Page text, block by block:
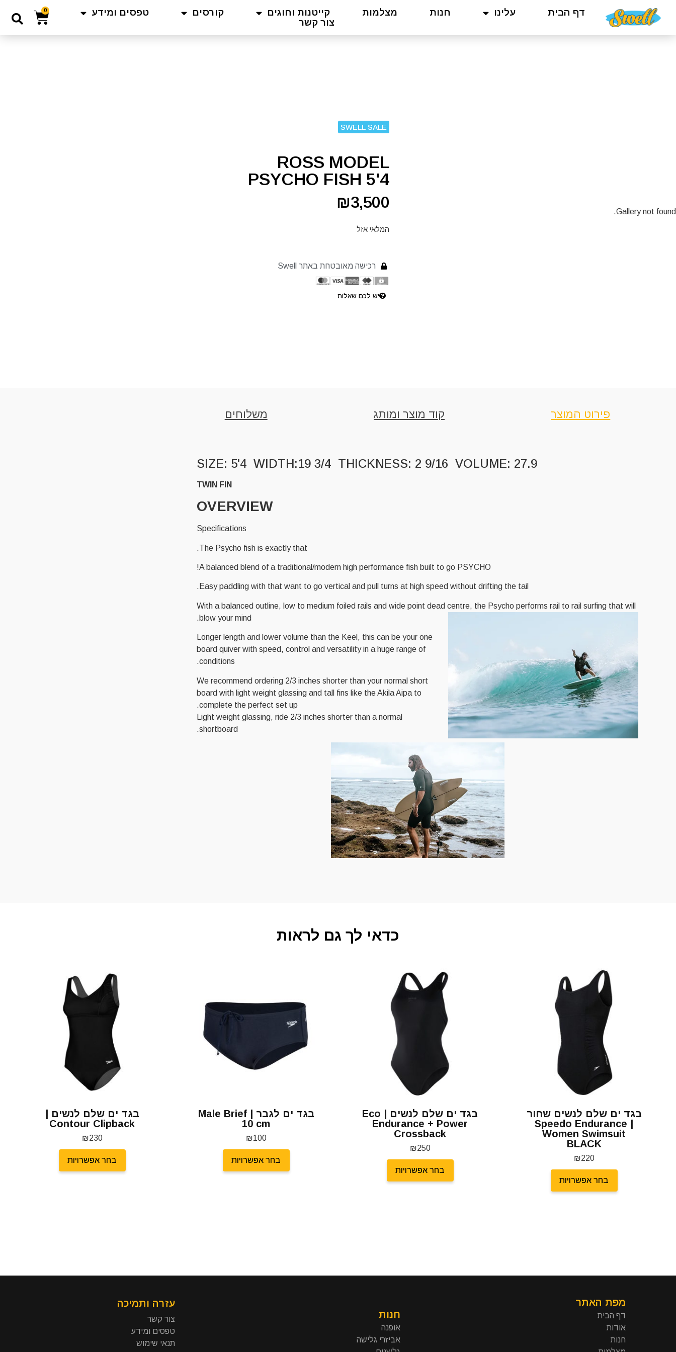
דף הבית עלינו חנות מצלמות קייטנות וחוגים קורסים
טפסים ומידע
צור קשר
0
Gallery not found.
SWELL SALE
ROSS MODEL
PSYCHO FISH 5'4
₪3,500
המלאי אזל
רכישה מאובטחת באתר Swell
יש לכם שאלות
פירוט המוצר קוד מוצר ומותג משלוחים
SIZE: 5'4 WIDTH:19 3/4 THICKNESS: 2 9/16 VOLUME: 27.9
TWIN FIN
OVERVIEW
Specifications
The Psycho fish is exactly that.
A balanced blend of a traditional/modern high performance fish built to go PSYCHO!
Easy paddling with that want to go vertical and pull turns at high speed without drifting the tail.
With a balanced outline, low to medium foiled rails and wide point dead centre, the Psycho performs rail to rail surfing that will
blow your mind.
Longer length and lower volume than the Keel, this can be your one
board quiver with speed, control and versatility in a huge range of
conditions.
We recommend ordering 2/3 inches shorter than your normal short
board with light weight glassing and tall fins like the Akila Aipa to
complete the perfect set up.
Light weight glassing, ride 2/3 inches shorter than a normal
shortboard.
כדאי לך גם לראות
בגד ים שלם לנשים שחור
| Speedo Endurance
Women Swimsuit
BLACK
₪220
בחר אפשרויות
בגד ים שלם לנשים | Eco
Endurance + Power
Crossback
₪250
בחר אפשרויות
בגד ים לגבר | Male Brief
10 cm
₪100
בחר אפשרויות
בגד ים שלם לנשים |
Contour Clipback
₪230
בחר אפשרויות
מפת האתר
דף הבית
אודות
חנות
חנות
אופנה
אביזרי גלישה
עזרה ותמיכה
צור קשר
טפסים ומידע
תנאי שימוש